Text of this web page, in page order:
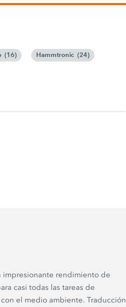
(16) Hammtronic (24)
impresionante rendimiento de
casi todas las tareas de
el medio ambiente. Traducción